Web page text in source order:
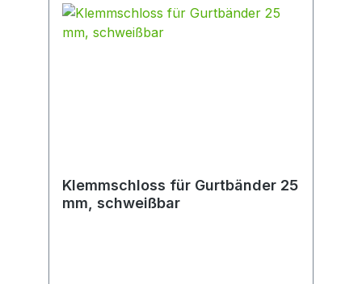
Klemmschloss für Gurtbänder 25
mm, schweißbar